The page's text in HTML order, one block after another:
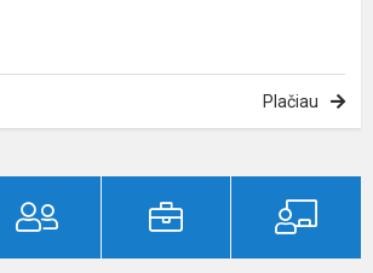
Plačiau